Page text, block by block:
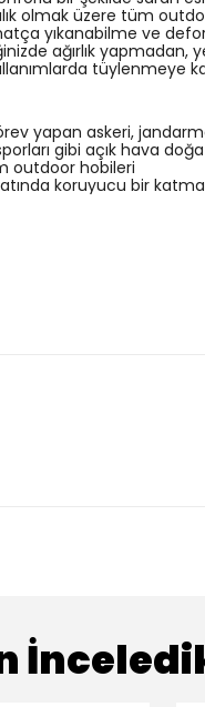
olmak üzere tüm
yıkanabilme ve
ağırlık
tüylenmeye
yapan askeri,
sporları gibi açık hava
outdoor hobileri
koruyucu bir